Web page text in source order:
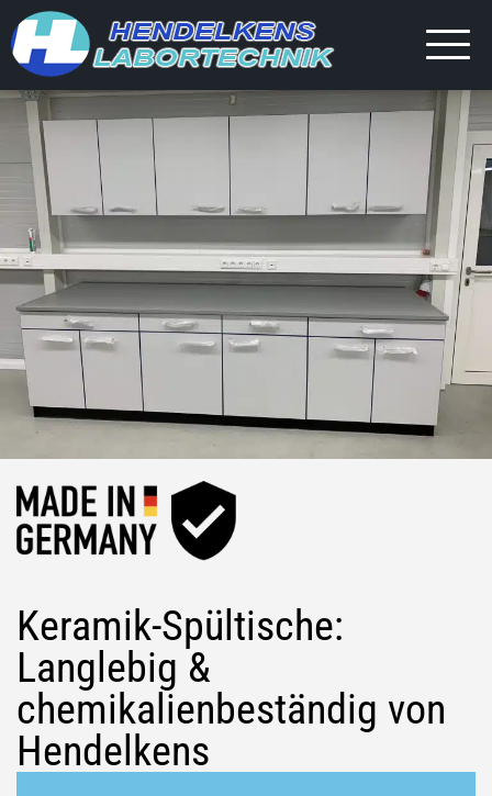
Keramik-Spültische:
Langlebig &
chemikalienbeständig von
Hendelkens